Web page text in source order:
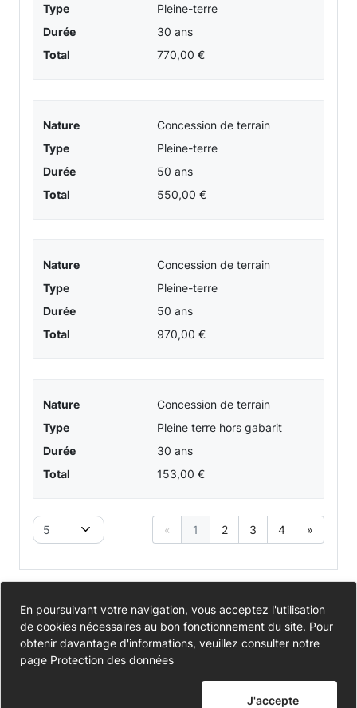
Type
Pleine-terre
Durée
30 ans
Total
770,00 €
Nature
Concession de terrain
Type
Pleine-terre
Durée
50 ans
Total
550,00 €
Nature
Concession de terrain
Type
Pleine-terre
Durée
50 ans
Total
970,00 €
Nature
Concession de terrain
Type
Pleine terre hors gabarit
Durée
30 ans
Total
153,00 €
5 « 1 2 3 4 »
Accessibilité
Partiellement conforme
Données personnelles
Mentions légales
En poursuivant votre navigation, vous acceptez l'utilisation
de cookies nécessaires au bon fonctionnement du site. Pour
obtenir davantage d'informations, veuillez consulter notre
page Protection des données
J'accepte